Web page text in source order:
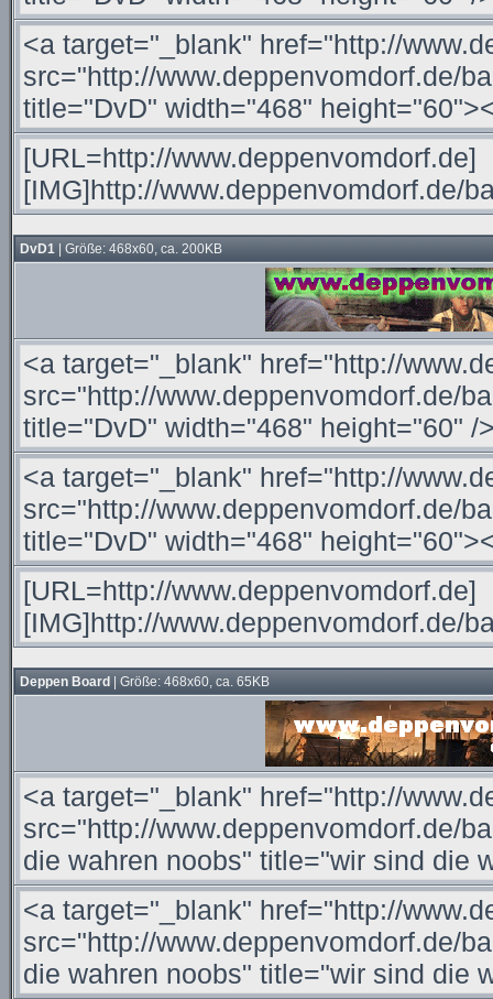
DvD1 | Größe: 468x60, ca. 200KB
Deppen Board | Größe: 468x60, ca. 65KB